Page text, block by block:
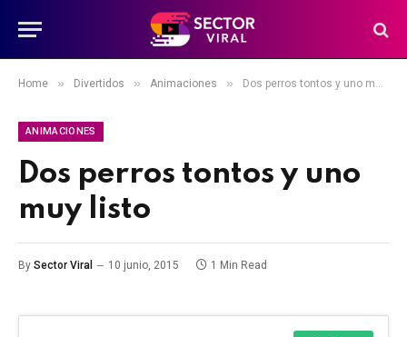
Home » Divertidos » Animaciones » Dos perros tontos y uno muy listo
ANIMACIONES
Dos perros tontos y uno
muy listo
By Sector Viral 10 junio, 2015 1 Min Read